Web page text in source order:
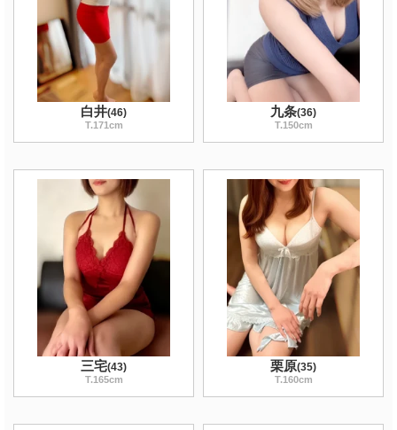
白井(46)
T.171cm
九条(36)
T.150cm
三宅(43)
T.165cm
栗原(35)
T.160cm